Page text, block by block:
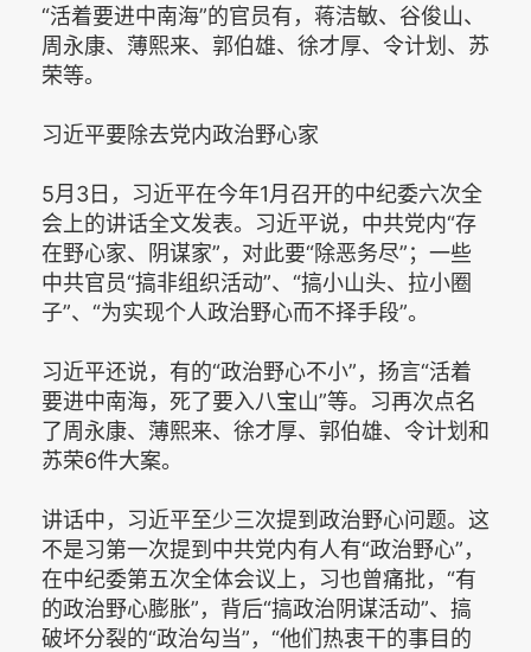
“活着要进中南海”的官员有，蒋洁敏、谷俊山、
周永康、薄熙来、郭伯雄、徐才厚、令计划、苏
荣等。
习近平要除去党内政治野心家
5月3日，习近平在今年1月召开的中纪委六次全
会上的讲话全文发表。习近平说，中共党内“存
在野心家、阴谋家”，对此要“除恶务尽”；一些
中共官员“搞非组织活动”、“搞小山头、拉小圈
子”、“为实现个人政治野心而不择手段”。
习近平还说，有的“政治野心不小”，扬言“活着
要进中南海，死了要入八宝山”等。习再次点名
了周永康、薄熙来、徐才厚、郭伯雄、令计划和
苏荣6件大案。
讲话中，习近平至少三次提到政治野心问题。这
不是习第一次提到中共党内有人有“政治野心”，
在中纪委第五次全体会议上，习也曾痛批，“有
的政治野心膨胀”，背后“搞政治阴谋活动”、搞
破坏分裂的“政治勾当”，“他们热衷干的事目的